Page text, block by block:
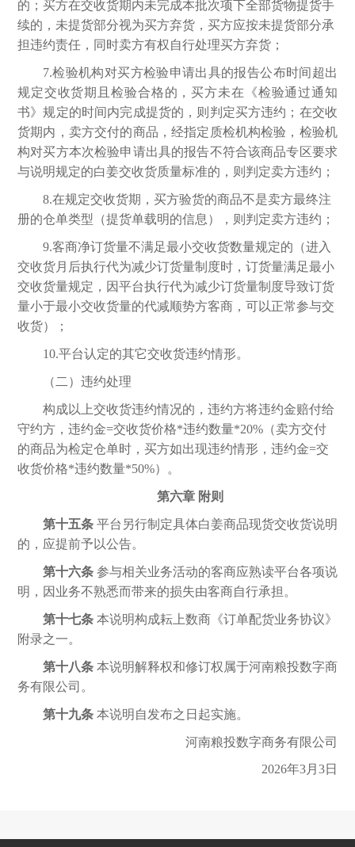
的；买方在交收货期内未完成本批次项下全部货物提货手
续的，未提货部分视为买方弃货，买方应按未提货部分承
担违约责任，同时卖方有权自行处理买方弃货；
7.检验机构对买方检验申请出具的报告公布时间超出
规定交收货期且检验合格的，买方未在《检验通过通知
书》规定的时间内完成提货的，则判定买方违约；在交收
货期内，卖方交付的商品，经指定质检机构检验，检验机
构对买方本次检验申请出具的报告不符合该商品专区要求
与说明规定的白姜交收货质量标准的，则判定卖方违约；
8.在规定交收货期，买方验货的商品不是卖方最终注
册的仓单类型（提货单载明的信息），则判定卖方违约；
9.客商净订货量不满足最小交收货数量规定的（进入
交收货月后执行代为减少订货量制度时，订货量满足最小
交收货量规定，因平台执行代为减少订货量制度导致订货
量小于最小交收货量的代减顺势方客商，可以正常参与交
收货）；
10.平台认定的其它交收货违约情形。
（二）违约处理
构成以上交收货违约情况的，违约方将违约金赔付给
守约方，违约金=交收货价格*违约数量*20%（卖方交付
的商品为检定仓单时，买方如出现违约情形，违约金=交
收货价格*违约数量*50%）。
第六章 附则
第十五条 平台另行制定具体白姜商品现货交收货说明
的，应提前予以公告。
第十六条 参与相关业务活动的客商应熟读平台各项说
明，因业务不熟悉而带来的损失由客商自行承担。
第十七条 本说明构成耘上数商《订单配货业务协议》
附录之一。
第十八条 本说明解释权和修订权属于河南粮投数字商
务有限公司。
第十九条 本说明自发布之日起实施。
河南粮投数字商务有限公司
2026年3月3日